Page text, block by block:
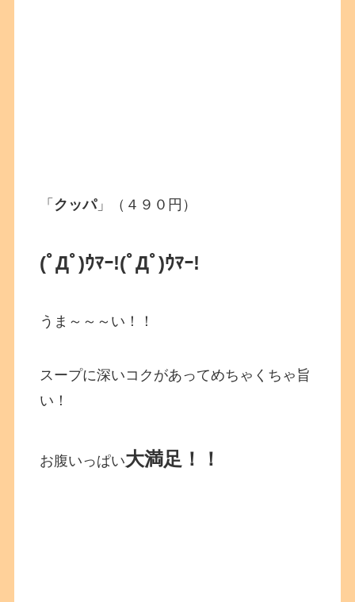
「 クッパ」（４９０円）
(ﾟДﾟ)ｳﾏｰ!(ﾟДﾟ)ｳﾏｰ!
うま～～～い！！
スープに深いコクがあってめちゃくちゃ旨
い！
お腹いっぱい大満足！！